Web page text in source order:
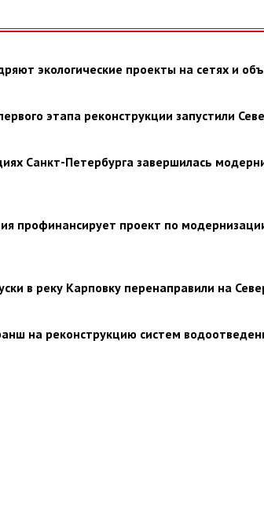
экологические проекты на сетях и
этапа реконструкции запустили
Санкт-Петербурга завершилась
профинансирует проект по
в реку Карповку перенаправили на
на реконструкцию систем